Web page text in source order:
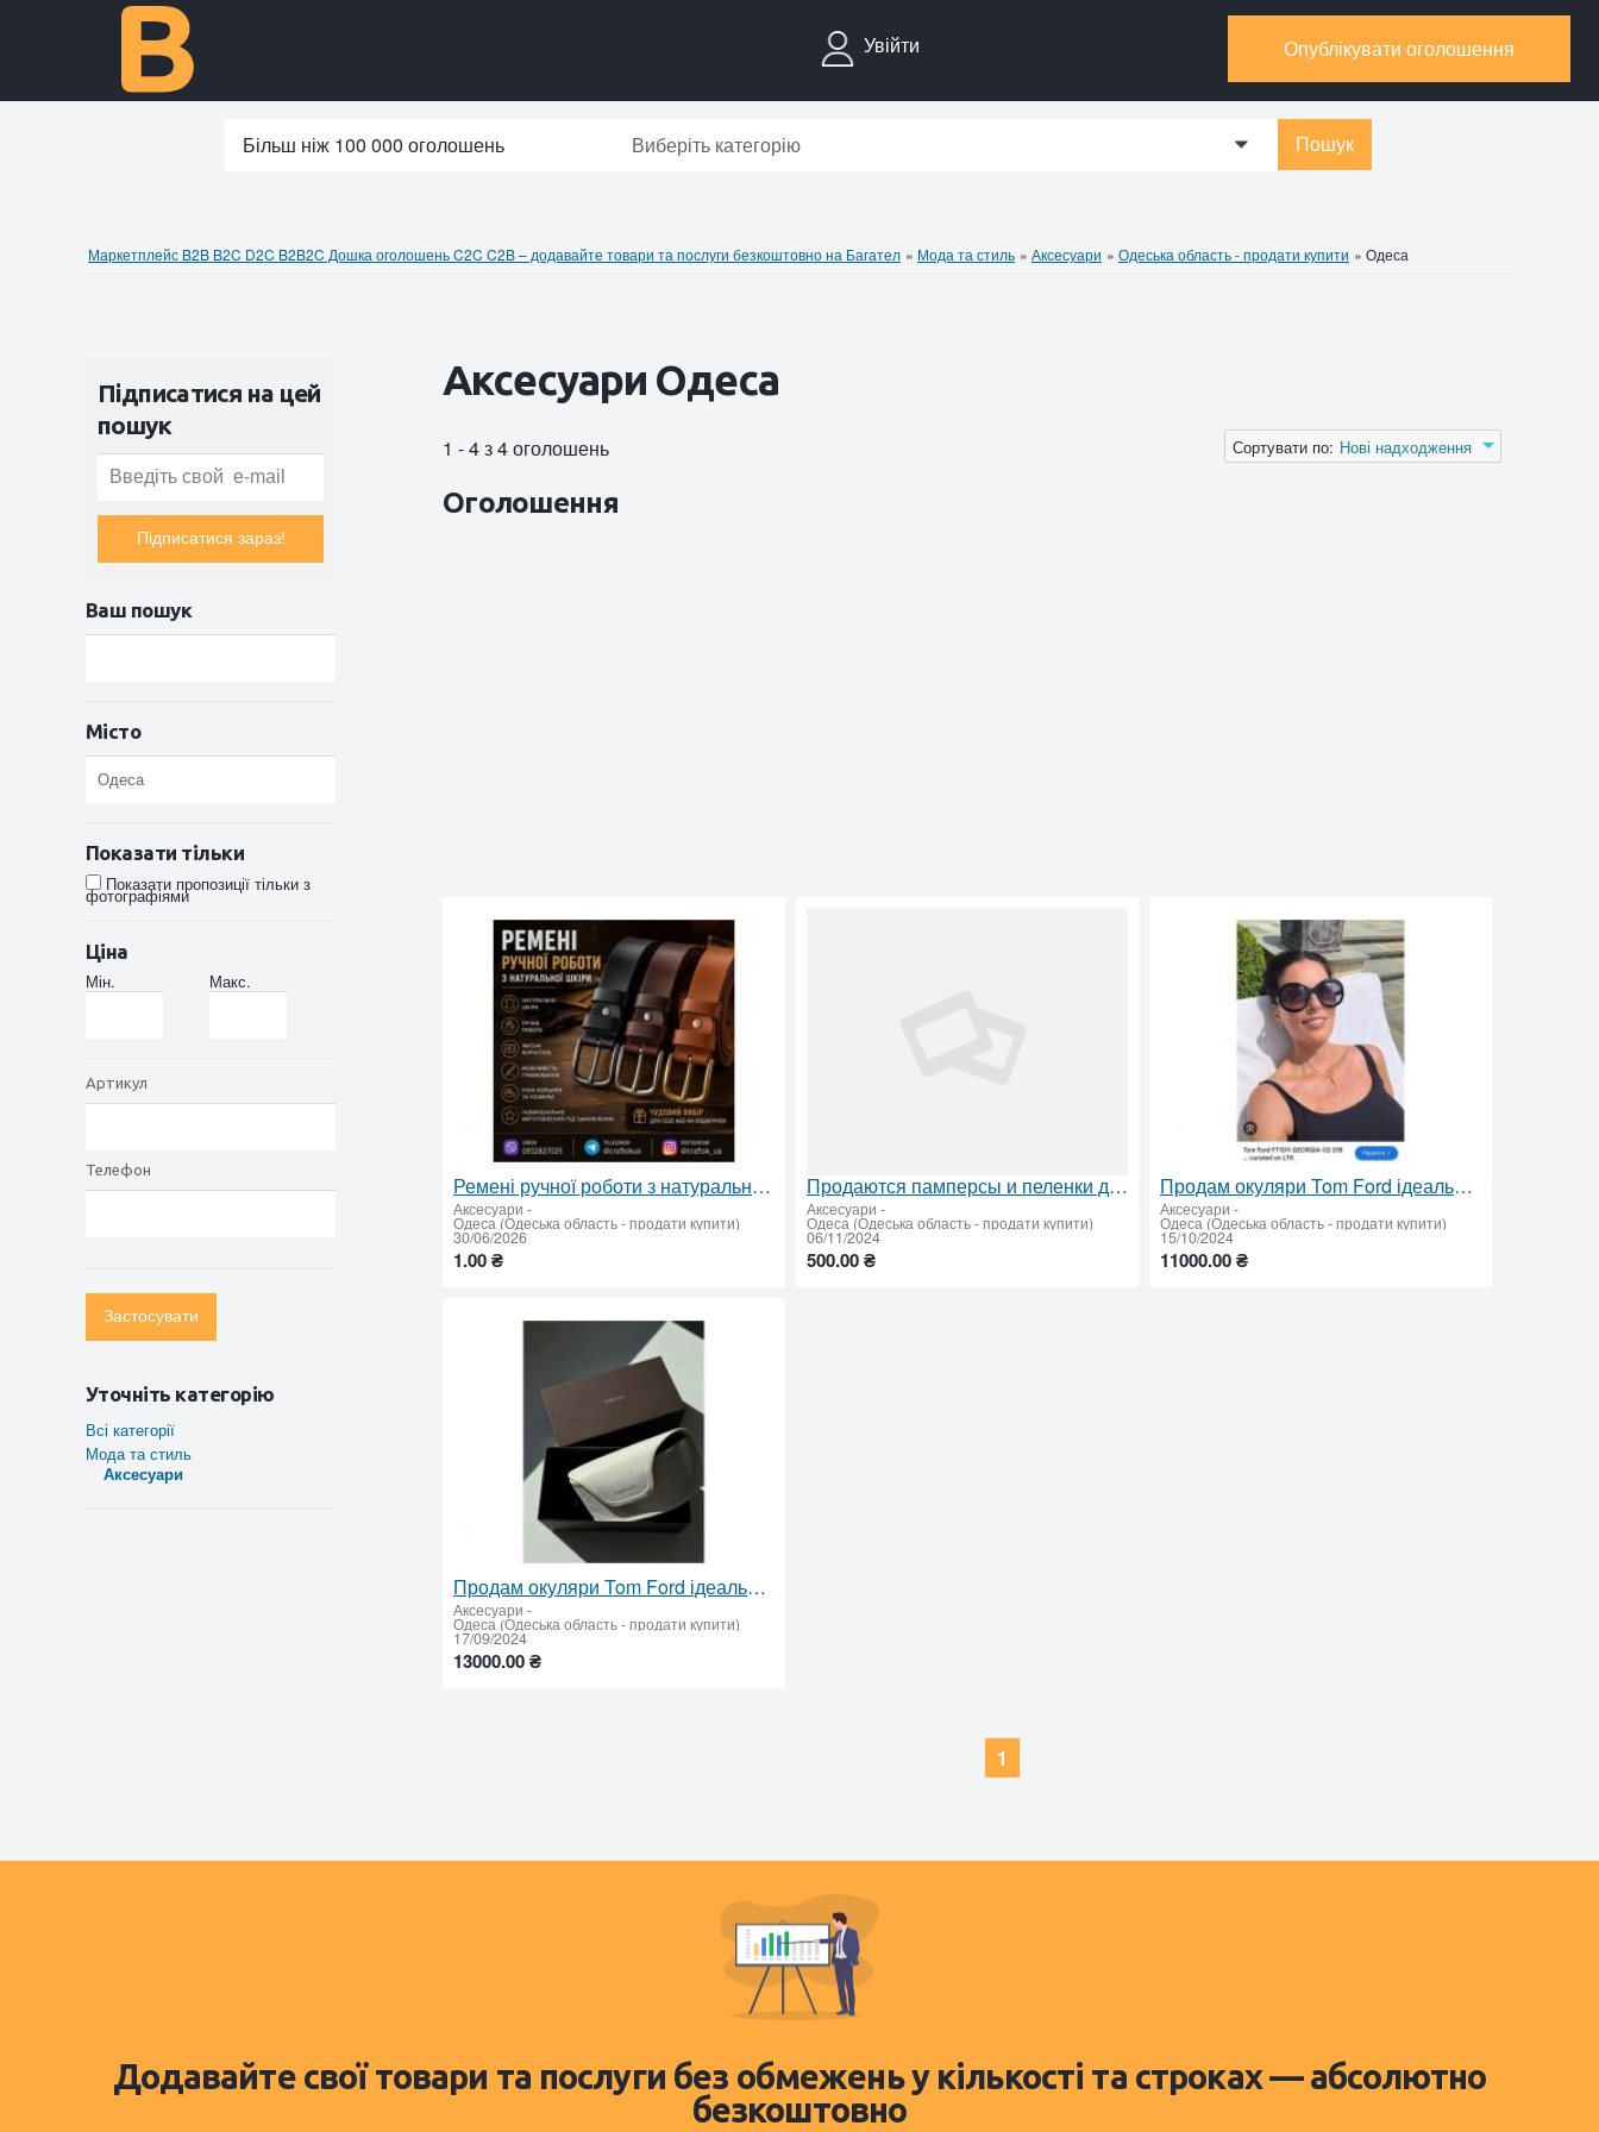
Увійти Опублікувати оголошення
Більш ніж 100 000 оголошень Виберіть категорію 0 Пошук
Маркетплейс B2B B2C D2C B2B2C Дошка оголошень C2C C2B – додавайте товари та послуги безкоштовно на Багател » Мода та стиль » Аксесуари » Одеська область - продати купити » Одеса
Підписатися на цей
пошук
Підписатися зараз!
Ваш пошук
Місто
Показати тільки
Показати пропозиції тільки з
фотографіями
Ціна
Мін.
Макс.
Артикул
Телефон
Застосувати
Уточніть категорію
Всі категорії
Мода та стиль
Аксесуари
Аксесуари Одеса
1 - 4 з 4 оголошень Сортувати по: Нові надходження
Оголошення
Ремені ручної роботи з натуральної шкіри
Аксесуари -
Одеса (Одеська область - продати купити)
30/06/2026
1.00 ₴
Продаются памперсы и пеленки для ухода за лежачими больными
Аксесуари -
Одеса (Одеська область - продати купити)
06/11/2024
500.00 ₴
Продам окуляри Tom Ford ідеальному стані
Аксесуари -
Одеса (Одеська область - продати купити)
15/10/2024
11000.00 ₴
Продам окуляри Tom Ford ідеальному стані
Аксесуари -
Одеса (Одеська область - продати купити)
17/09/2024
13000.00 ₴
1
Додавайте свої товари та послуги без обмежень у кількості та строках — абсолютно
безкоштовно